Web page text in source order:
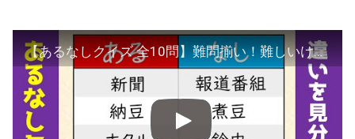
【あるなしクイズ 全10問】難問揃い！難しいけど良い頭の体操になる問題を紹介【上級者向け】